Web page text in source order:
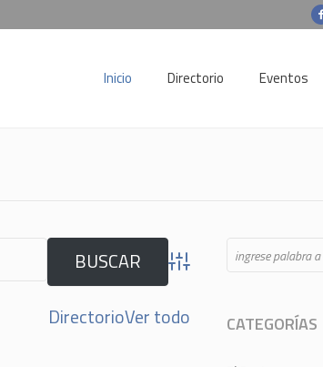
Inicio Directorio Eventos
Advanced Search
DirectorioVer todo CATEGORÍAS